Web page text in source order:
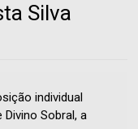
Silva
individual
Divino Sobral, a